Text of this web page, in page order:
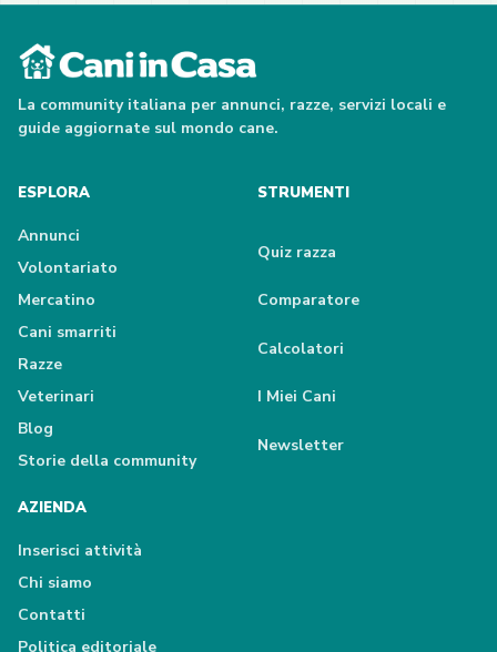
La community italiana per annunci, razze, servizi locali e
guide aggiornate sul mondo cane.
ESPLORA
Annunci
Volontariato
Mercatino
Cani smarriti
Razze
Veterinari
Blog
Storie della community
STRUMENTI
Quiz razza
Comparatore
Calcolatori
I Miei Cani
Newsletter
AZIENDA
Inserisci attività
Chi siamo
Contatti
Politica editoriale